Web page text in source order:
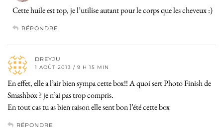
Cette huile est top, je l’utilise autant pour le corps que les cheveux :)
RÉPONDRE
DREYJU
1 AOÛT 2013 / 9 H 15 MIN
En effet, elle a l’air bien sympa cette box!! A quoi sert Photo Finish de
Smashbox ? je n’ai pas trop compris.
En tout cas tu as bien raison elle sent bon l’été cette box
RÉPONDRE